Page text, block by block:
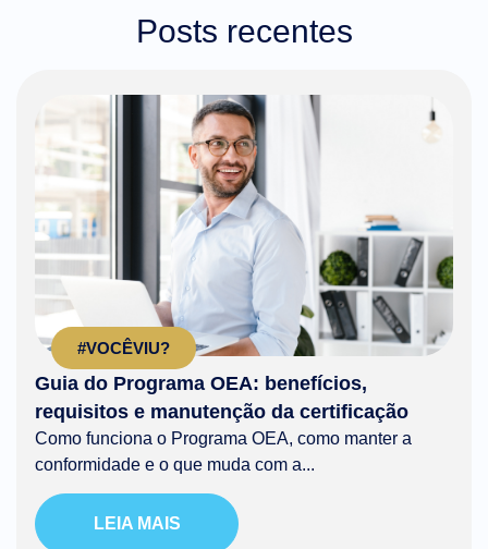
Posts recentes
#VOCÊVIU?
Guia do Programa OEA: benefícios,
requisitos e manutenção da certificação
Como funciona o Programa OEA, como manter a
conformidade e o que muda com a...
LEIA MAIS